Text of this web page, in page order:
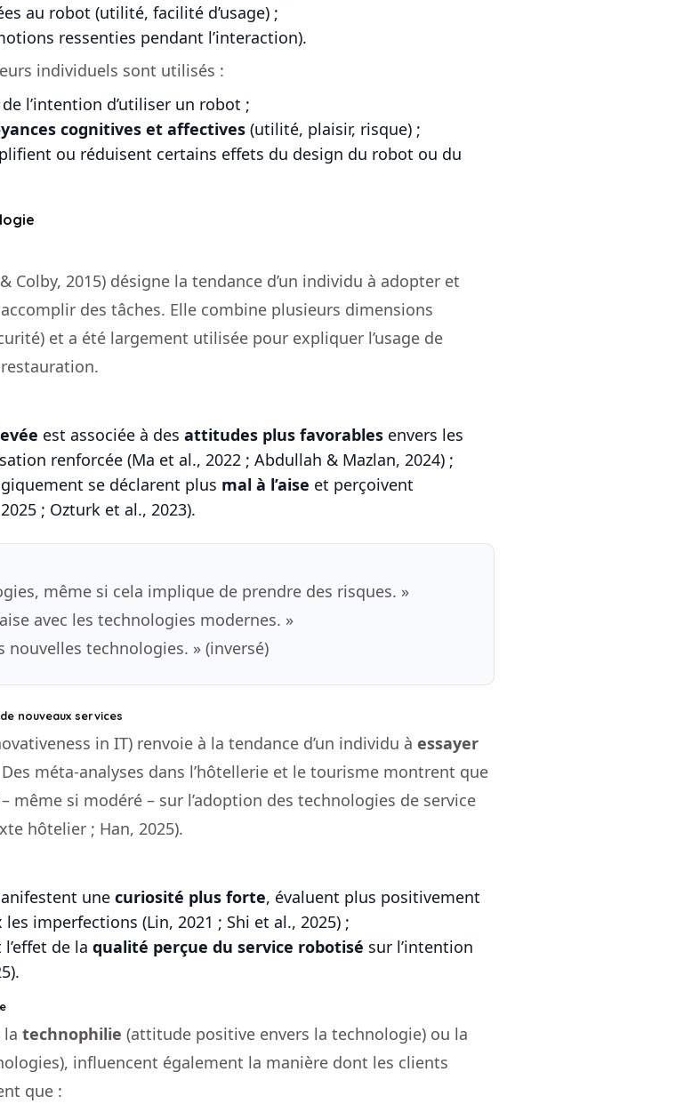
au robot (utilité, facilité d’usage) ;
ressenties pendant l’interaction).
individuels sont utilisés :
de l’intention d’utiliser un robot ;
cognitives et affectives (utilité, plaisir, risque) ;
ou réduisent certains effets du design du robot ou du
Colby, 2015) désigne la tendance d’un individu à adopter et
des tâches. Elle combine plusieurs dimensions
et a été largement utilisée pour expliquer l’usage de
est associée à des attitudes plus favorables envers les
renforcée (Ma et al., 2022 ; Abdullah & Mazlan, 2024) ;
se déclarent plus mal à l’aise et perçoivent
; Ozturk et al., 2023).
même si cela implique de prendre des risques. »
avec les technologies modernes. »
nouvelles technologies. » (inversé)
nouveaux services
in IT) renvoie à la tendance d’un individu à essayer
méta-analyses dans l’hôtellerie et le tourisme montrent que
si modéré – sur l’adoption des technologies de service
hôtelier ; Han, 2025).
une curiosité plus forte, évaluent plus positivement
imperfections (Lin, 2021 ; Shi et al., 2025) ;
de la qualité perçue du service robotisé sur l’intention
technophilie (attitude positive envers la technologie) ou la
influencent également la manière dont les clients
que :